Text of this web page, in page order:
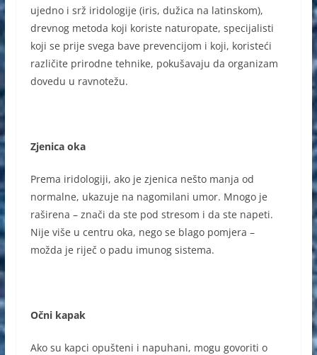
ujedno i srž iridologije (iris, dužica na latinskom),
drevnog metoda koji koriste naturopate, specijalisti
koji se prije svega bave prevencijom i koji, koristeći
različite prirodne tehnike, pokušavaju da organizam
dovedu u ravnotežu.
Zjenica oka
Prema iridologiji, ako je zjenica nešto manja od
normalne, ukazuje na nagomilani umor. Mnogo je
raširena – znači da ste pod stresom i da ste napeti.
Nije više u centru oka, nego se blago pomjera –
možda je riječ o padu imunog sistema.
Očni kapak
Ako su kapci opušteni i napuhani, mogu govoriti o